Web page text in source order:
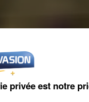
privée est notre